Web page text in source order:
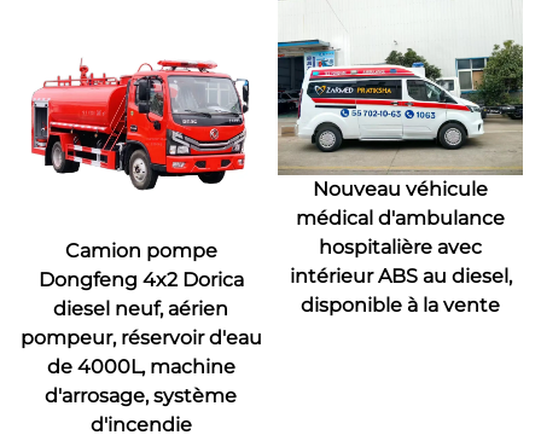
Camion pompe
Dongfeng 4x2 Dorica
diesel neuf, aérien
pompeur, réservoir d'eau
de 4000L, machine
d'arrosage, système
d'incendie
Nouveau véhicule
médical d'ambulance
hospitalière avec
intérieur ABS au diesel,
disponible à la vente